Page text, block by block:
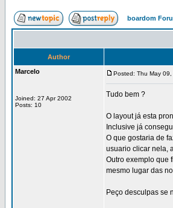
boardom
Author
Marcelo
Joined: 27 Apr 2002
Posts: 10
Posted: Thu May
Tudo bem ?
O layout já esta
Inclusive já
O que gostaria de
usuario clicar nela,
Outro exemplo que
mesmo lugar das
Peço desculpas se